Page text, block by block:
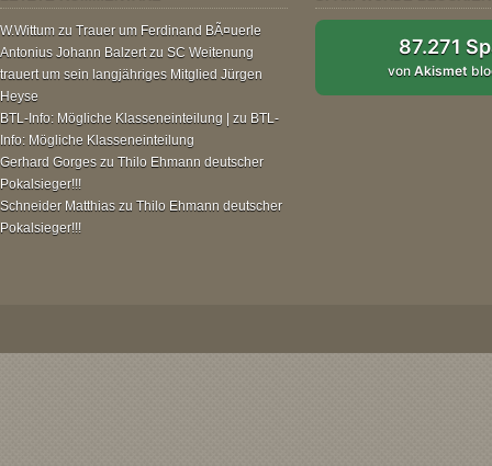
W.Wittum zu Trauer um Ferdinand BÃ¤uerle
Antonius Johann Balzertzu SC Weitenung
trauert um sein langjähriges Mitglied Jürgen
Heyse
BTL-Info: Mögliche Klasseneinteilung | zu BTL-
Info: Mögliche Klasseneinteilung
Gerhard Gorges zu Thilo Ehmann deutscher
Pokalsieger!!!
Schneider Matthias zu Thilo Ehmann deutscher
Pokalsieger!!!
87.271
vonAkismet